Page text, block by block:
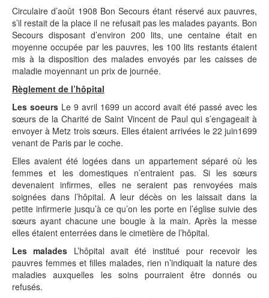
Circulaire d’août 1908 Bon Secours étant réservé aux pauvres,
s’il restait de la place il ne refusait pas les malades payants. Bon
Secours disposant d’environ 200 lits, une centaine était en
moyenne occupée par les pauvres, les 100 lits restants étaient
mis à la disposition des malades envoyés par les caisses de
maladie moyennant un prix de journée.
Règlement de l’hôpital
Les soeursLe 9 avril 1699 un accord avait été passé avec les
sœurs de la Charité de Saint Vincent de Paul qui s’engageait à
envoyer à Metz trois sœurs. Elles étaient arrivées le 22 juin1699
venant de Paris par le coche.
Elles avaient été logées dans un appartement séparé où les
femmes et les domestiques n’entraient pas. Si les sœurs
devenaient infirmes, elles ne seraient pas renvoyées mais
soignées dans l’hôpital. A leur décès on les laissait dans la
petite infirmerie jusqu’à ce qu’on les porte en l’église suivie des
sœurs ayant chacune une bougie à la main. Après la messe
elles étaient enterrées dans le cimetière de l’hôpital.
Les malades L’hôpital avait été institué pour recevoir les
pauvres femmes et filles malades, rien n’indiquait la nature des
maladies auxquelles les soins pourraient être donnés ou
refusés.